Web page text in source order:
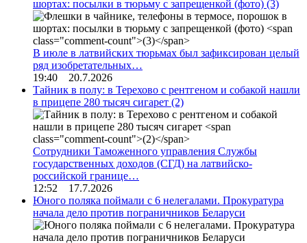
шортах: посылки в тюрьму с запрещенкой (фото) (3)
В июле в латвийских тюрьмах был зафиксирован целый
ряд изобретательных…
19:40 20.7.2026
Тайник в полу: в Терехово с рентгеном и собакой нашли
в прицепе 280 тысяч сигарет (2)
Сотрудники Таможенного управления Службы
государственных доходов (СГД) на латвийско-
российской границе…
12:52 17.7.2026
Юного поляка поймали с 6 нелегалами. Прокуратура
начала дело против пограничников Беларуси